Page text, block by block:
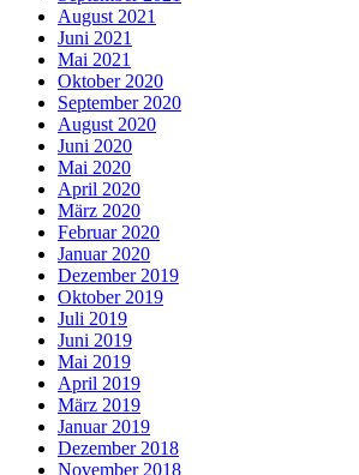
August 2021
Juni 2021
Mai 2021
Oktober 2020
September 2020
August 2020
Juni 2020
Mai 2020
April 2020
März 2020
Februar 2020
Januar 2020
Dezember 2019
Oktober 2019
Juli 2019
Juni 2019
Mai 2019
April 2019
März 2019
Januar 2019
Dezember 2018
November 2018